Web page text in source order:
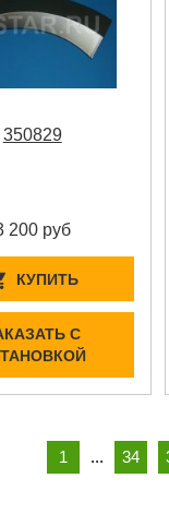
350829
200 руб
КУПИТЬ
С
1 ... 34